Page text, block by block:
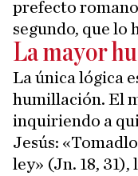
prefecto
segundo, que
La mayor
La única lógica
humillación. El
inquiriendo a
Jesús:
ley» (Jn. 18,